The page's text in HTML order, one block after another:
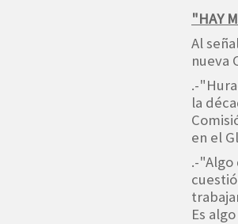
"HAY
Al
nueva
.-
la
en el
.-"Algo
Es